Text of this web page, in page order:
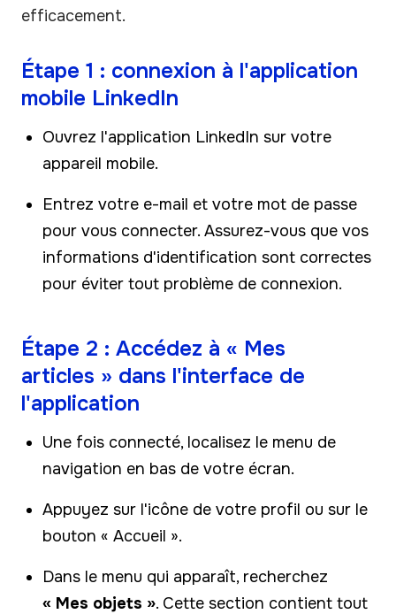
efficacement.
Étape 1 : connexion à l'application
mobile LinkedIn
Ouvrez l'application LinkedIn sur votre
appareil mobile.
Entrez votre e-mail et votre mot de passe
pour vous connecter. Assurez-vous que vos
informations d'identification sont correctes
pour éviter tout problème de connexion.
Étape 2 : Accédez à « Mes
articles » dans l'interface de
l'application
Une fois connecté, localisez le menu de
navigation en bas de votre écran.
Appuyez sur l'icône de votre profil ou sur le
bouton « Accueil ».
Dans le menu qui apparaît, recherchez
« Mes objets ». Cette section contient tout